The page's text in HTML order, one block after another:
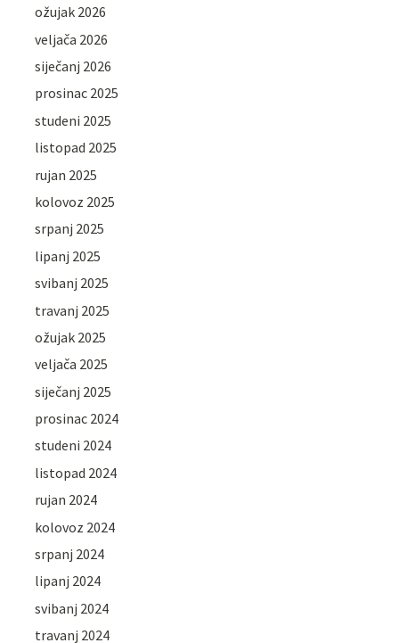
ožujak 2026
veljača 2026
siječanj 2026
prosinac 2025
studeni 2025
listopad 2025
rujan 2025
kolovoz 2025
srpanj 2025
lipanj 2025
svibanj 2025
travanj 2025
ožujak 2025
veljača 2025
siječanj 2025
prosinac 2024
studeni 2024
listopad 2024
rujan 2024
kolovoz 2024
srpanj 2024
lipanj 2024
svibanj 2024
travanj 2024